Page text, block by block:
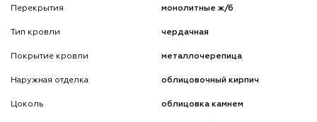
Перекрытия монолитные ж/б
Тип кровли чердачная
Покрытие кровли металлочерепица
Наружная отделка облицовочный кирпич
Цоколь облицовка камнем